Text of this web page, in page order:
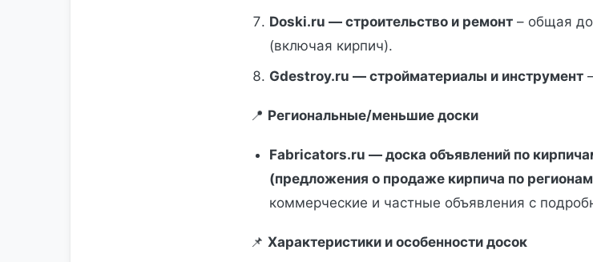
Doski.ru — строительство и ремонт – общая
(включая кирпич).
Gdestroy.ru — стройматериалы и инструмент
📍 Региональные/меньшие доски
Fabricators.ru — доска объявлений по
(предложения о продаже кирпича по
коммерческие и частные объявления с
📌 Характеристики и особенности досок